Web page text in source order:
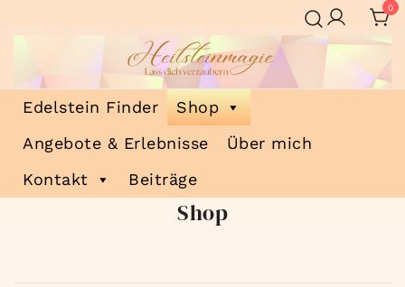
Inhalt
0
Heilsteinmagie
Lass dich verzaubern
Edelstein Finder
Shop
Angebote & Erlebnisse
Über mich
Kontakt
Beiträge
Shop